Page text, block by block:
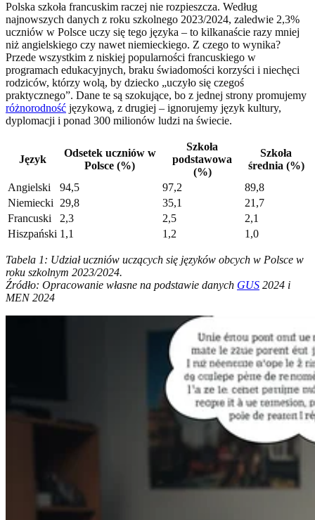
Polska szkoła francuskim raczej nie rozpieszcza. Według
najnowszych danych z roku szkolnego 2023/2024, zaledwie 2,3%
uczniów w Polsce uczy się tego języka – to kilkanaście razy mniej
niż angielskiego czy nawet niemieckiego. Z czego to wynika?
Przede wszystkim z niskiej popularności francuskiego w
programach edukacyjnych, braku świadomości korzyści i niechęci
rodziców, którzy wolą, by dziecko „uczyło się czegoś
praktycznego”. Dane te są szokujące, bo z jednej strony promujemy
różnorodność językową, z drugiej – ignorujemy język kultury,
dyplomacji i ponad 300 milionów ludzi na świecie.
Język
Odsetek uczniów w
Polsce (%)
Szkoła
podstawowa
(%)
Szkoła
średnia (%)
Angielski
94,5 97,2
89,8
Niemiecki
29,8 35,1
21,7
Francuski
2,3 2,5
2,1
Hiszpański 1,1 1,2 1,0
Tabela 1: Udział uczniów uczących się języków obcych w Polsce w
roku szkolnym 2023/2024.
Źródło: Opracowanie własne na podstawie danych GUS 2024 i
MEN 2024